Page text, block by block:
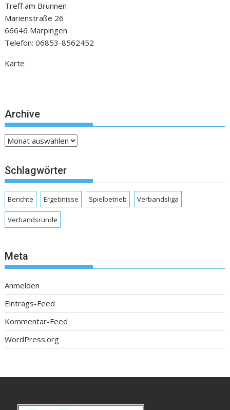
Treff am Brunnen
Marienstraße 26
66646 Marpingen
Telefon: 06853-8562452
Karte
Archive
Archive
Schlagwörter
Berichte Ergebnisse Spielbetrieb Verbandsliga
Verbandsrunde
Meta
Anmelden
Eintrags-Feed
Kommentar-Feed
WordPress.org